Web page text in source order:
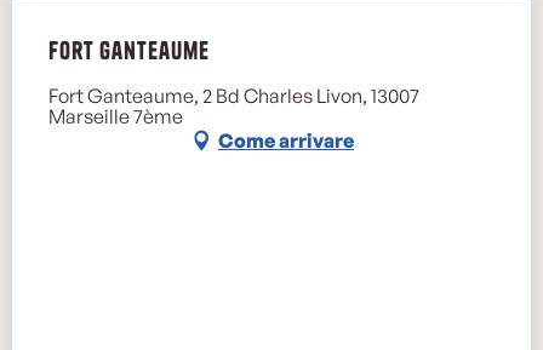
Fort Ganteaume
Fort Ganteaume, 2 Bd Charles Livon, 13007
Marseille 7ème
Come arrivare